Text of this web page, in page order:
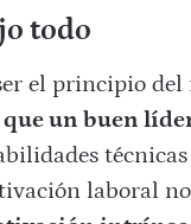
todo
el principio
un buen
laboral